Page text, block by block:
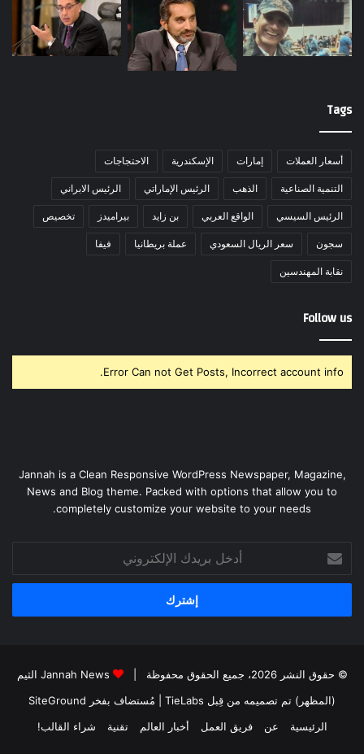
Tags
أسعار العملات إمارات الإسكندرية الاحتجاجات
التنمية الصناعية الذهب الرئيس الإماراتي الرئيس الابراني
الرئيس السيسي الواقع العربي بن زايد بيراميدز تخصيص
سجون سعر الريال السعودي عملة بريطانيا فيفا
نقابة المهندسين
Follow us
Error Can not Get Posts, Incorrect account info.
Jannah is a Clean Responsive WordPress Newspaper, Magazine,
News and Blog theme. Packed with options that allow you to
completely customize your website to your needs.
بريدك
الإلكتروني
© حقوق النشر 2026، جميع الحقوق محفوظة |
Jannah News الثيم
(المظهر) تم تصميمه من قِبل TieLabs
| مُستضاف بفخر SiteGround
الرئيسية
عن فريق العمل أخبار العالم تقنية شراء القالب!